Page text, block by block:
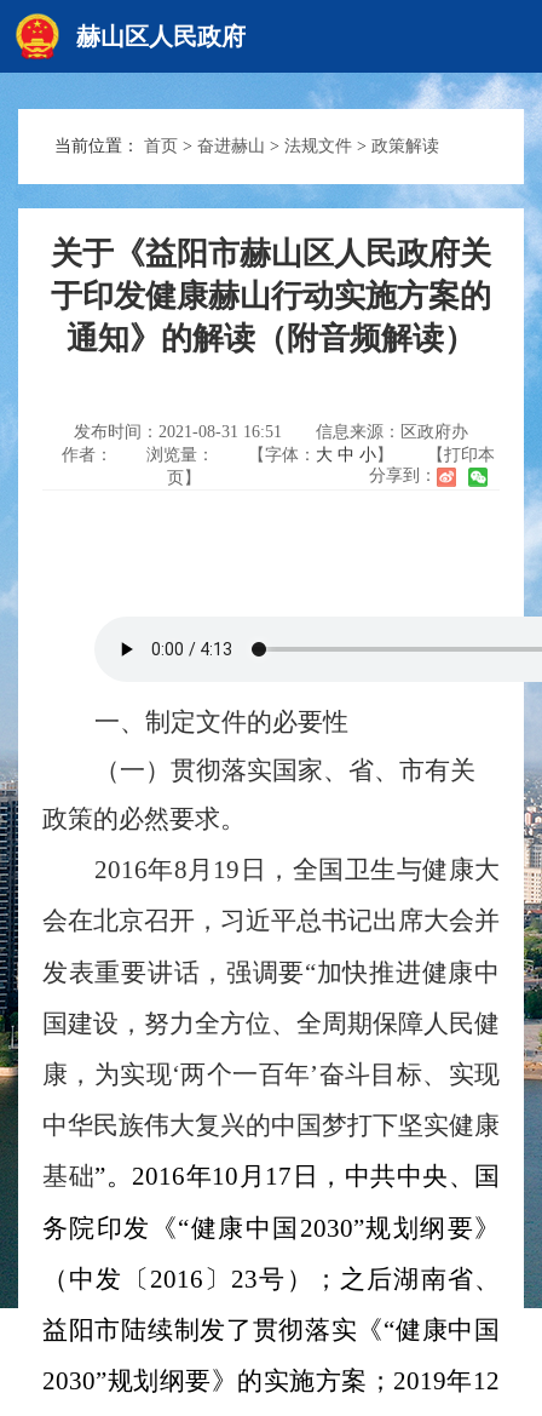
赫山区人民政府
赫山首页
政务要闻
信息公开
互动交流
当前位置： 首页 > 奋进赫山 > 法规文件 > 政策解读
关于《益阳市赫山区人民政府关
于印发健康赫山行动实施方案的
通知》的解读（附音频解读）
发布时间：2021-08-31 16:51
信息来源：区政府办
作者：
浏览量： 【字体： 大 中 小】
【打印本
页】
分享到：
一、 制定文件的必要性
（一）贯彻落实国家、省、市有关
政策的必然要求。
2016年8月19日，全国卫生与健康大
会在北京召开，习近平总书记出席大会并
发表重要讲话，强调要“加快推进健康中
国建设，努力全方位、全周期保障人民健
康，为实现‘两个一百年’奋斗目标、实现
中华民族伟大复兴的中国梦打下坚实健康
基础”。2016年10月17日，中共中央、国
务院印发《“健康中国2030”规划纲要》
（中发〔2016〕23号）； 之后湖南省、
益阳市陆续制发了贯彻落实《“健康中国
2030”规划纲要》 的实施方案 ； 2019年12